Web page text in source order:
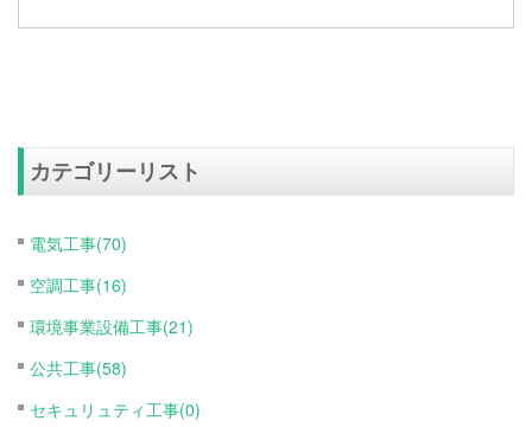
カテゴリーリスト
電気工事(70)
空調工事(16)
環境事業設備工事(21)
公共工事(58)
セキュリュティ工事(0)